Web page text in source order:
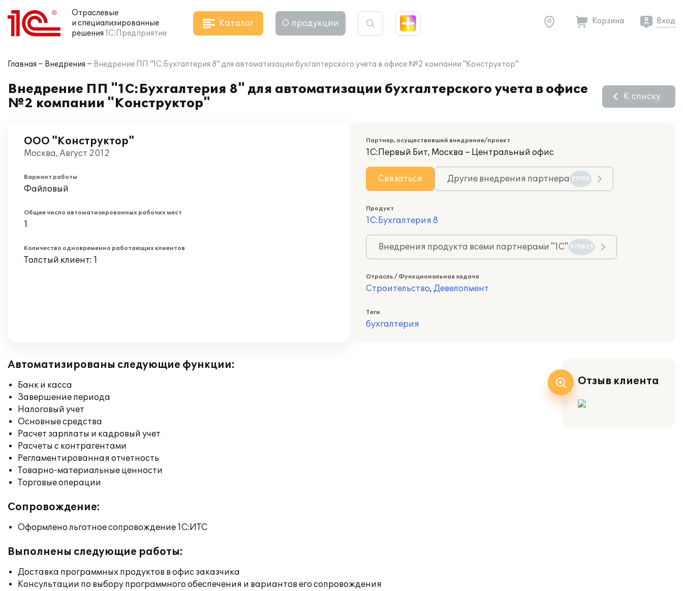
Отраслевые
и специализированные
решения 1С:Предприятие
Каталог О продукции Корзина Вход
Главная Внедрения Внедрение ПП "1С:Бухгалтерия 8" для автоматизации бухгалтерского учета в офисе №2 компании "Конструктор"
Внедрение ПП "1С:Бухгалтерия 8" для автоматизации бухгалтерского учета в офисе
№2 компании "Конструктор"
К списку
ООО "Конструктор"
Москва, Август 2012
Вариант работы
Файловый
Общее число автоматизированных рабочих мест
1
Количество одновременно работающих клиентов
Толстый клиент: 1
Партнер, осуществивший внедрение/проект
1С:Первый Бит, Москва – Центральный офис
Связаться Другие внедрения партнера 29150
Продукт
1С:Бухгалтерия 8
Внедрения продукта всеми партнерами "1С" 575825
Отрасль / Функциональная задача
Строительство, Девелопмент
Теги
бухгалтерия
Автоматизированы следующие функции:
Банк и касса
Завершение периода
Налоговый учет
Основные средства
Расчет зарплаты и кадровый учет
Расчеты с контрагентами
Регламентированная отчетность
Товарно-материальные ценности
Торговые операции
Сопровождение:
Оформлено льготное сопровождение 1С:ИТС
Выполнены следующие работы:
Доставка программных продуктов в офис заказчика
Консультации по выбору программного обеспечения и вариантов его сопровождения
Отзыв клиента